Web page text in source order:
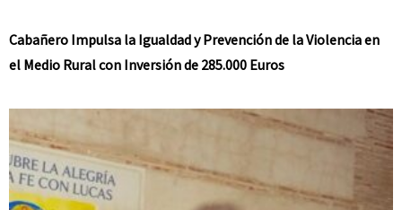
Cabañero Impulsa la Igualdad y Prevención de la Violencia en
el Medio Rural con Inversión de 285.000 Euros